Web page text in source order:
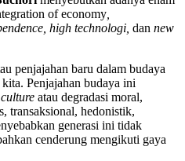
of economy
high technologi, dan new
penjajahan baru dalam budaya
Penjajahan budaya ini
atau degradasi moral,
transaksional, hedonistik,
generasi ini tidak
cenderung mengikuti gaya